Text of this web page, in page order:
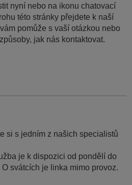
nyní nebo na ikonu chatovací
této stránky přejdete k naší
pomůže s vaší otázkou nebo
jak nás kontaktovat.
si s jedním z našich specialistů
je k dispozici od pondělí do
svátcích je linka mimo provoz.